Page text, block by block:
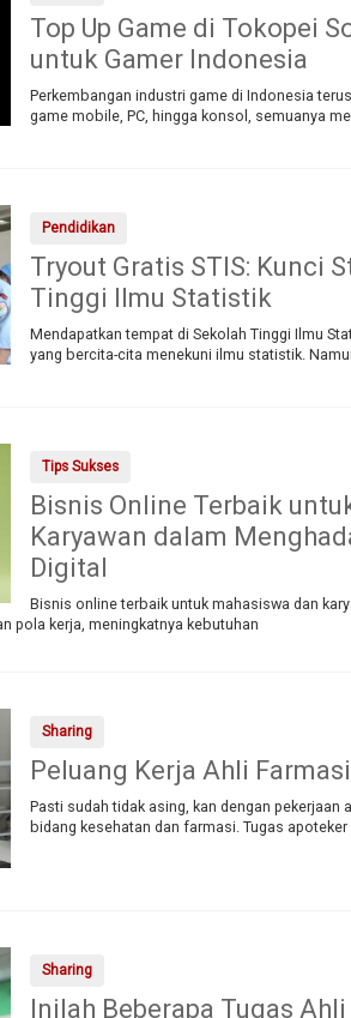
Top Up Game di Tokopei
untuk Gamer Indonesia
Perkembangan industri game di Indonesia
game mobile, PC, hingga konsol, semuanya
Pendidikan
Tryout Gratis STIS: Kunci
Tinggi Ilmu Statistik
Mendapatkan tempat di Sekolah Tinggi Ilmu
yang bercita-cita menekuni ilmu statistik.
Tips Sukses
Bisnis Online Terbaik
Karyawan dalam
Digital
Bisnis online terbaik untuk mahasiswa dan
pola kerja, meningkatnya kebutuhan
Sharing
Peluang Kerja Ahli
Pasti sudah tidak asing, kan dengan pekerjaan
bidang kesehatan dan farmasi. Tugas
Sharing
Inilah Beberapa Tugas